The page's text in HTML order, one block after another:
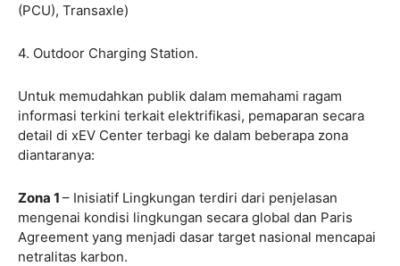
(PCU), Transaxle)
4. Outdoor Charging Station.
Untuk memudahkan publik dalam memahami ragam
informasi terkini terkait elektrifikasi, pemaparan secara
detail di xEV Center terbagi ke dalam beberapa zona
diantaranya:
Zona 1 – Inisiatif Lingkungan terdiri dari penjelasan
mengenai kondisi lingkungan secara global dan Paris
Agreement yang menjadi dasar target nasional mencapai
netralitas karbon.